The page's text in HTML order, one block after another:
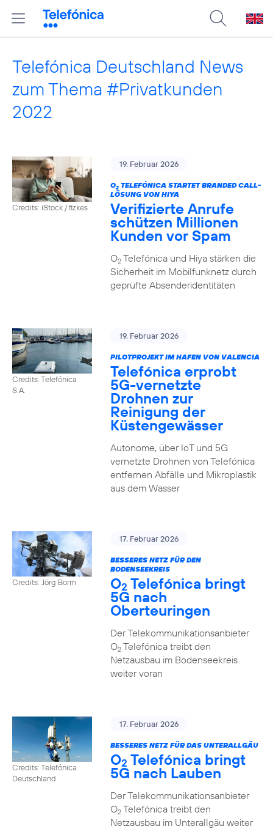
Telefónica Deutschland News
zum Thema #Privatkunden
2022
Credits: iStock / fizkes
19. Februar 2026
O2TELEFÓNICA STARTET BRANDED CALL-
LÖSUNG VON HIYA
Verifizierte Anrufe
schützen Millionen
Kunden vor Spam
O2Telefónica und Hiya stärken die
Sicherheit im Mobilfunknetz durch
geprüfte Absenderidentitäten
Credits: Telefónica
S.A.
19. Februar 2026
PILOTPROJEKT IM HAFEN VON VALENCIA
Telefónica erprobt
5G-vernetzte
Drohnen zur
Reinigung der
Küstengewässer
Autonome, über IoT und 5G
vernetzte Drohnen von Telefónica
entfernen Abfälle und Mikroplastik
aus dem Wasser
Credits: Jörg Borm
17. Februar 2026
BESSERES NETZ FÜR DEN
BODENSEEKREIS
O2 Telefónica bringt
5G nach
Oberteuringen
Der Telekommunikationsanbieter
O2Telefónica treibt den
Netzausbau im Bodenseekreis
weiter voran
Credits: Telefónica
Deutschland
17. Februar 2026
BESSERES NETZ FÜR DAS UNTERALLGÄU
O2 Telefónica bringt
5G nach Lauben
Der Telekommunikationsanbieter
O2Telefónica treibt den
Netzausbau im Unterallgäu weiter